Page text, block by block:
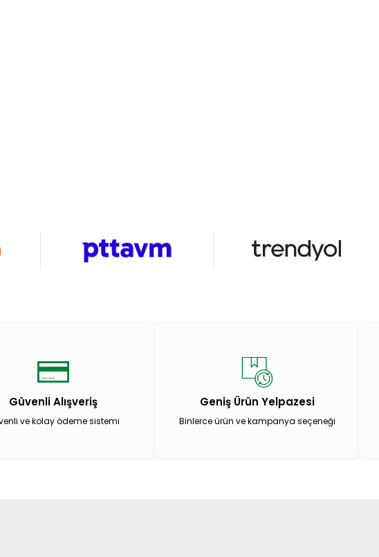
Güvenli Alışveriş
ve kolay ödeme sistemi
Geniş Ürün Yelpazesi
Binlerce ürün ve kampanya seçeneği